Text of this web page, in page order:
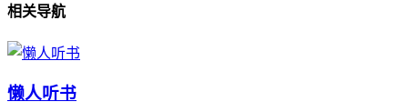
相关导航
懒人听书